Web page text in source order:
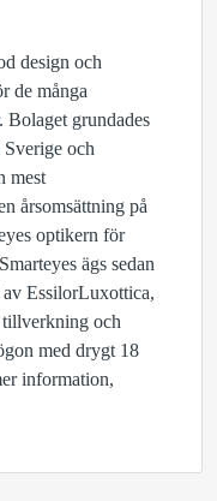
design och
de många
Bolaget grundades
och
mest
årsomsättning på
optikern för
ägs sedan
EssilorLuxottica,
tillverkning och
med drygt 18
information,